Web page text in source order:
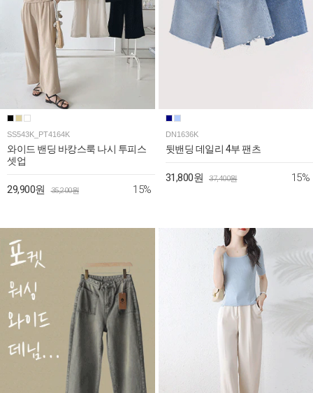
SS543K_PT4164K
와이드 밴딩 바캉스룩 나시 투피스
셋업
29,900원 35,200원 15%
DN1636K
뒷밴딩 데일리 4부 팬츠
31,800원 37,400원 15%